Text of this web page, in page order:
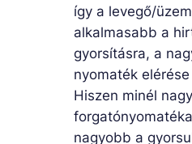
így a levegő/
alkalmasabb a
gyorsításra, a
nyomaték
Hiszen minél
nagyobb a